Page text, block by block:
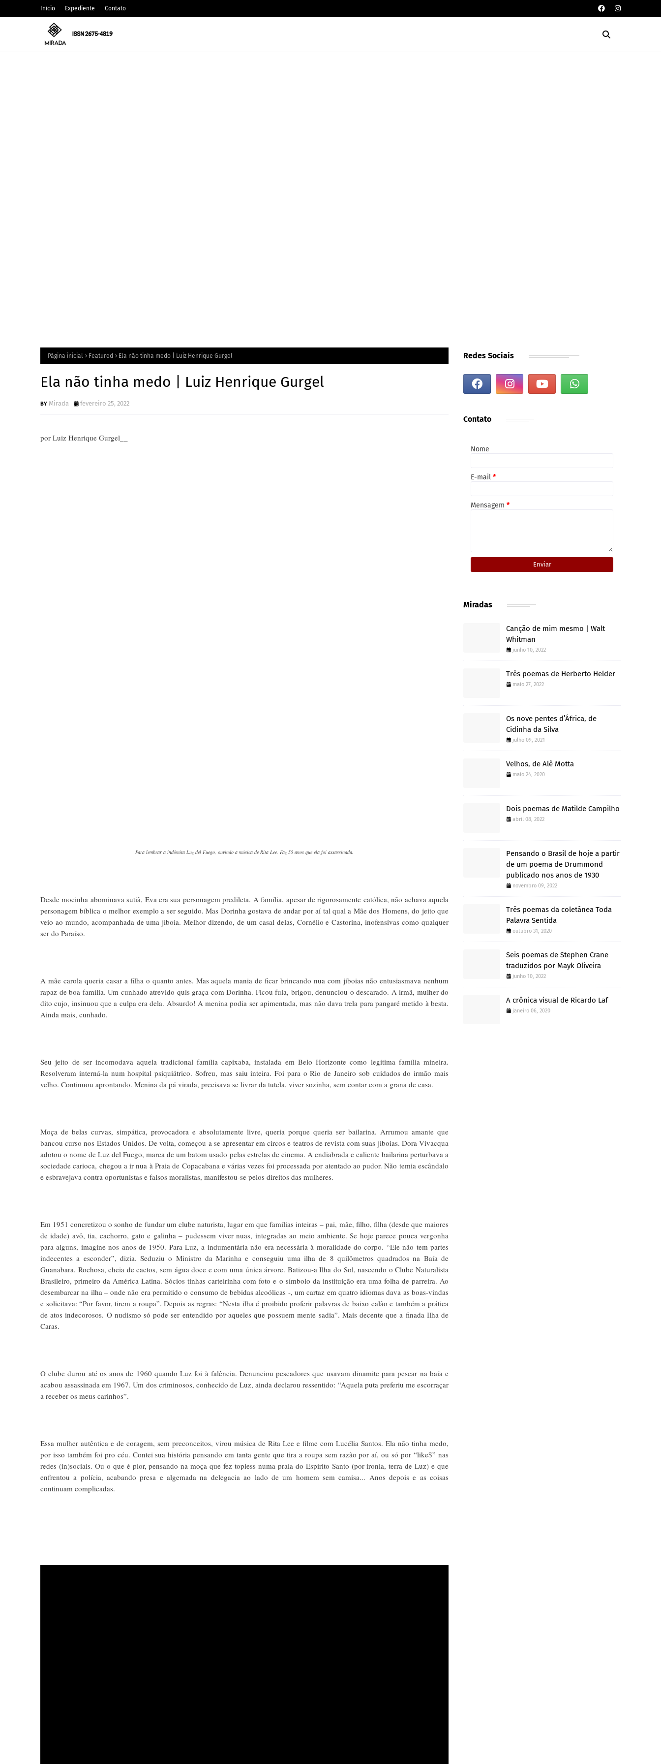
Início Expediente Contato
Página inicial Featured Ela não tinha medo | Luiz Henrique Gurgel
Ela não tinha medo | Luiz Henrique Gurgel
Mirada fevereiro 25, 2022
por Luiz Henrique Gurgel__
Para lembrar a indômita Luz del Fuego, ouvindo a música de Rita Lee. Faz 55 anos que ela foi assassinada.
Desde mocinha abominava sutiã, Eva era sua personagem predileta. A família, apesar de rigorosamente católica, não achava aquela
personagem bíblica o melhor exemplo a ser seguido. Mas Dorinha gostava de andar por aí tal qual a Mãe dos Homens, do jeito que
veio ao mundo, acompanhada de uma jiboia. Melhor dizendo, de um casal delas, Cornélio e Castorina, inofensivas como qualquer
ser do Paraíso.
A mãe carola queria casar a filha o quanto antes. Mas aquela mania de ficar brincando nua com jiboias não entusiasmava nenhum
rapaz de boa família. Um cunhado atrevido quis graça com Dorinha. Ficou fula, brigou, denunciou o descarado. A irmã, mulher do
dito cujo, insinuou que a culpa era dela. Absurdo! A menina podia ser apimentada, mas não dava trela para pangaré metido à besta.
Ainda mais, cunhado.
Seu jeito de ser incomodava aquela tradicional família capixaba, instalada em Belo Horizonte como legítima família mineira.
Resolveram interná-la num hospital psiquiátrico. Sofreu, mas saiu inteira. Foi para o Rio de Janeiro sob cuidados do irmão mais
velho. Continuou aprontando. Menina da pá virada, precisava se livrar da tutela, viver sozinha, sem contar com a grana de casa.
Moça de belas curvas, simpática, provocadora e absolutamente livre, queria porque queria ser bailarina. Arrumou amante que
bancou curso nos Estados Unidos. De volta, começou a se apresentar em circos e teatros de revista com suas jiboias. Dora Vivacqua
adotou o nome de Luz del Fuego, marca de um batom usado pelas estrelas de cinema. A endiabrada e caliente bailarina perturbava a
sociedade carioca, chegou a ir nua à Praia de Copacabana e várias vezes foi processada por atentado ao pudor. Não temia escândalo
e esbravejava contra oportunistas e falsos moralistas, manifestou-se pelos direitos das mulheres.
Em 1951 concretizou o sonho de fundar um clube naturista, lugar em que famílias inteiras – pai, mãe, filho, filha (desde que maiores
de idade) avô, tia, cachorro, gato e galinha – pudessem viver nuas, integradas ao meio ambiente. Se hoje parece pouca vergonha
para alguns, imagine nos anos de 1950. Para Luz, a indumentária não era necessária à moralidade do corpo. “Ele não tem partes
indecentes a esconder”, dizia. Seduziu o Ministro da Marinha e conseguiu uma ilha de 8 quilômetros quadrados na Baía de
Guanabara. Rochosa, cheia de cactos, sem água doce e com uma única árvore. Batizou-a Ilha do Sol, nascendo o Clube Naturalista
Brasileiro, primeiro da América Latina. Sócios tinhas carteirinha com foto e o símbolo da instituição era uma folha de parreira. Ao
desembarcar na ilha – onde não era permitido o consumo de bebidas alcoólicas -, um cartaz em quatro idiomas dava as boas-vindas
e solicitava: “Por favor, tirem a roupa”. Depois as regras: “Nesta ilha é proibido proferir palavras de baixo calão e também a prática
de atos indecorosos. O nudismo só pode ser entendido por aqueles que possuem mente sadia”. Mais decente que a finada Ilha de
Caras.
O clube durou até os anos de 1960 quando Luz foi à falência. Denunciou pescadores que usavam dinamite para pescar na baía e
acabou assassinada em 1967. Um dos criminosos, conhecido de Luz, ainda declarou ressentido: “Aquela puta preferiu me escorraçar
a receber os meus carinhos”.
Essa mulher autêntica e de coragem, sem preconceitos, virou música de Rita Lee e filme com Lucélia Santos. Ela não tinha medo,
por isso também foi pro céu. Contei sua história pensando em tanta gente que tira a roupa sem razão por aí, ou só por “like$” nas
redes (in)sociais. Ou o que é pior, pensando na moça que fez topless numa praia do Espírito Santo (por ironia, terra de Luz) e que
enfrentou a polícia, acabando presa e algemada na delegacia ao lado de um homem sem camisa... Anos depois e as coisas
continuam complicadas.
Redes Sociais
Contato
Nome
E-mail *
Mensagem *
Miradas
Canção de mim mesmo | Walt
Whitman
junho 10, 2022
Três poemas de Herberto Helder
maio 27, 2022
Os nove pentes d’África, de
Cidinha da Silva
julho 09, 2021
Velhos, de Alê Motta
maio 24, 2020
Dois poemas de Matilde Campilho
abril 08, 2022
Pensando o Brasil de hoje a partir
de um poema de Drummond
publicado nos anos de 1930
novembro 09, 2022
Três poemas da coletânea Toda
Palavra Sentida
outubro 31, 2020
Seis poemas de Stephen Crane
traduzidos por Mayk Oliveira
junho 10, 2022
A crônica visual de Ricardo Laf
janeiro 06, 2020